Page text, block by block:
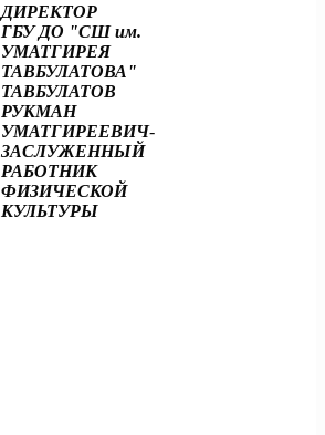
ДИРЕКТОР
ГБУ ДО "СШ им.
УМАТГИРЕЯ
ТАВБУЛАТОВА"
ТАВБУЛАТОВ
РУКМАН
УМАТГИРЕЕВИЧ-
ЗАСЛУЖЕННЫЙ
РАБОТНИК
ФИЗИЧЕСКОЙ
КУЛЬТУРЫ